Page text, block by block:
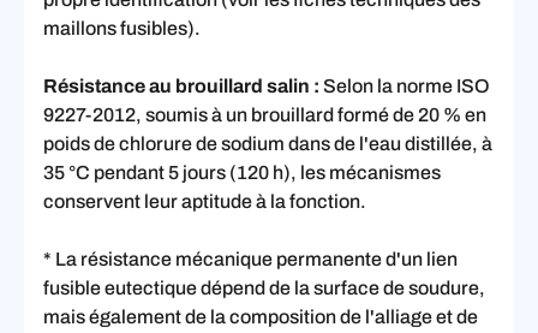
maillons fusibles).
Résistance au brouillard salin : Selon la norme ISO
9227-2012, soumis à un brouillard formé de 20 % en
poids de chlorure de sodium dans de l'eau distillée, à
35 °C pendant 5 jours (120 h), les mécanismes
conservent leur aptitude à la fonction.
* La résistance mécanique permanente d'un lien
fusible eutectique dépend de la surface de soudure,
mais également de la composition de l'alliage et de